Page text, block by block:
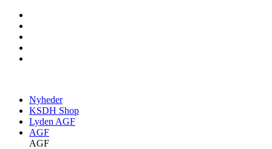
Nyheder
KSDH Shop
Lyden AGF
AGF
AGF